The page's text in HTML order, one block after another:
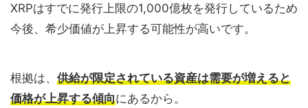
XRPはすでに発行上限の1,000億枚を発行しているため
今後、希少価値が上昇する可能性が高いです。
根拠は、 供給が限定されている資産は需要が増えると
価格が上昇する傾向にあるから。